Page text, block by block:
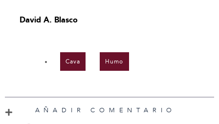
David A. Blasco
Cava Humo
AÑADIR COMENTARIO